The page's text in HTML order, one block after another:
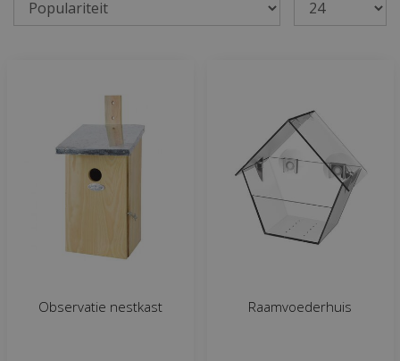
Observatie nestkast Raamvoederhuis